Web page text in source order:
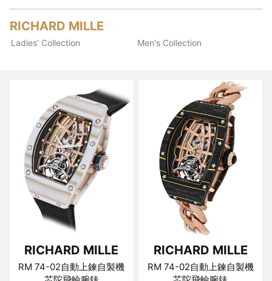
RICHARD MILLE
Ladies' Collection Men's Collection
RICHARD MILLE
RM 74-02自動上鍊自製機
RICHARD MILLE
RM 74-02自動上鍊自製機